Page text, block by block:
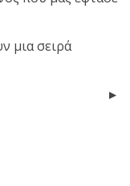
μια σειρά